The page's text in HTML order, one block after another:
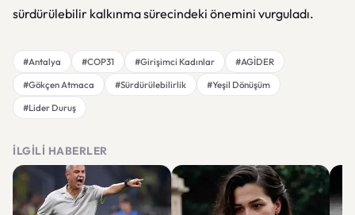
sürdürülebilir kalkınma sürecindeki önemini vurguladı.
#Antalya #COP31 #Girişimci Kadınlar
#AGİDER
#Gökçen Atmaca
#Sürdürülebilirlik
#Yeşil Dönüşüm
#Lider Duruş
İLGILI HABERLER